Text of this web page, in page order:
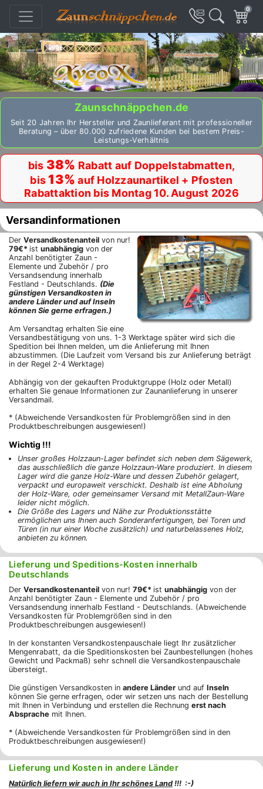
0
Zaunschnäppchen.de
Seit 20 Jahren Ihr Hersteller und Zaunlieferant mit professioneller
Beratung – über 80.000 zufriedene Kunden bei bestem Preis-
Leistungs-Verhältnis
bis 38% Rabatt auf Doppelstabmatten,
bis 13% auf Holzzaunartikel + Pfosten
Rabattaktion bis Montag 10. August 2026
Versandinformationen
Der Versandkostenanteil von nur!
79€* ist unabhängig von der
Anzahl benötigter Zaun -
Elemente und Zubehör / pro
Versandsendung innerhalb
Festland - Deutschlands. (Die
günstigen Versandkosten in
andere Länder und auf Inseln
können Sie gerne erfragen.)
Am Versandtag erhalten Sie eine
Versandbestätigung von uns. 1-3 Werktage später wird sich die
Spedition bei Ihnen melden, um die Anlieferung mit Ihnen
abzustimmen. (Die Laufzeit vom Versand bis zur Anlieferung beträgt
in der Regel 2-4 Werktage)
Abhängig von der gekauften Produktgruppe (Holz oder Metall)
erhalten Sie genaue Informationen zur Zaunanlieferung in unserer
Versandmail.
* (Abweichende Versandkosten für Problemgrößen sind in den
Produktbeschreibungen ausgewiesen!)
Wichtig !!!
Unser großes Holzzaun-Lager befindet sich neben dem Sägewerk,
das ausschließlich die ganze Holzzaun-Ware produziert. In diesem
Lager wird die ganze Holz-Ware und dessen Zubehör gelagert,
verpackt und europaweit verschickt. Deshalb ist eine Abholung
der Holz-Ware, oder gemeinsamer Versand mit MetallZaun-Ware
leider nicht möglich.
Die Größe des Lagers und Nähe zur Produktionsstätte
ermöglichen uns Ihnen auch Sonderanfertigungen, bei Toren und
Türen (in nur einer Woche zusätzlich) und naturbelassenes Holz,
anbieten zu können.
Lieferung und Speditions-Kosten innerhalb
Deutschlands
Der Versandkostenanteil von nur! 79€* ist unabhängig von der
Anzahl benötigter Zaun - Elemente und Zubehör / pro
Versandsendung innerhalb Festland - Deutschlands. (Abweichende
Versandkosten für Problemgrößen sind in den
Produktbeschreibungen ausgewiesen!)
In der konstanten Versandkostenpauschale liegt Ihr zusätzlicher
Mengenrabatt, da die Speditionskosten bei Zaunbestellungen (hohes
Gewicht und Packmaß) sehr schnell die Versandkostenpauschale
übersteigt.
Die günstigen Versandkosten in andere Länder und auf Inseln
können Sie gerne erfragen, oder wir setzen uns nach der Bestellung
mit Ihnen in Verbindung und erstellen die Rechnung erst nach
Absprache mit Ihnen.
* (Abweichende Versandkosten für Problemgrößen sind in den
Produktbeschreibungen ausgewiesen!)
Lieferung und Kosten in andere Länder
Natürlich liefern wir auch in Ihr schönes Land!!! :-)